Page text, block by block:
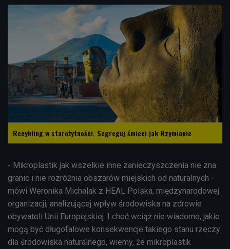
Recykling w starożytności. Segreguj śmieci jak Rzymianie
- Mikroplastik jak wszelkie inne zanieczyszczenia nie zna
granic i nie rozróżnia obszarów miejskich od naturalnych -
mówi Weronika Michalak z HEAL Polska, międzynarodowej
organizacji, analizującej wpływ środowiska na zdrowie
obywateli Unii Europejskiej. I choć wciąż nie wiadomo, jakie
mogą być długofalowe konsekwencje takiego stanu rzeczy
dla środowiska naturalnego, wiemy, że mikroplastik